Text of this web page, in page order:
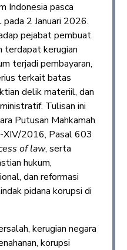
Indonesia pasca
2 Januari 2026.
pejabat pembuat
terdapat kerugian
terjadi pembayaran,
terkait batas
delik materiil, dan
Tulisan ini
Putusan Mahkamah
2016, Pasal 603
of law, serta
hukum,
dan reformasi
pidana korupsi di
kerugian negara
korupsi